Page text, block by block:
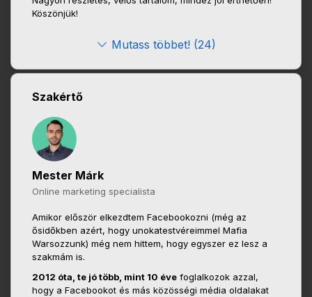
Köszönjük!
Mutass többet! (24)
Szakértő
Mester Márk
Online marketing specialista
Amikor először elkezdtem Facebookozni (még az
ősidőkben azért, hogy unokatestvéreimmel Mafia
Warsozzunk) még nem hittem, hogy egyszer ez lesz a
szakmám is.
2012 óta, te jó több, mint 10 éve foglalkozok azzal,
hogy a Facebookot és más közösségi média oldalakat